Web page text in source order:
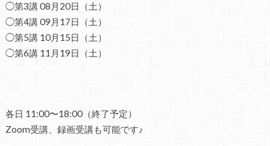
◯第3講 08月20日（土）
◯第4講 09月17日（土）
◯第5講 10月15日（土）
◯第6講 11月19日（土）
各日 11:00〜18:00（終了予定）
Zoom受講、録画受講も可能です♪